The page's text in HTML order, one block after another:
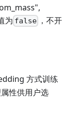
为 false ，不开
方式训练
性供用户选